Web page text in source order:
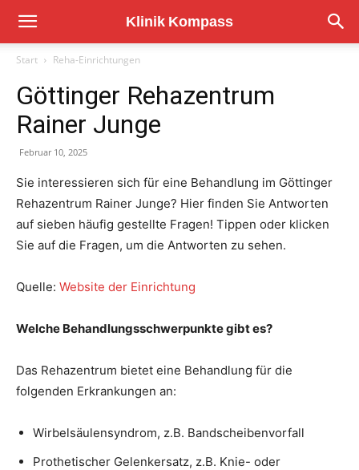
Start Reha-Einrichtungen
Göttinger Rehazentrum
Rainer Junge
Februar 10, 2025
Sie interessieren sich für eine Behandlung im Göttinger
Rehazentrum Rainer Junge? Hier finden Sie Antworten
auf sieben häufig gestellte Fragen! Tippen oder klicken
Sie auf die Fragen, um die Antworten zu sehen.
Quelle: Website der Einrichtung
Welche Behandlungsschwerpunkte gibt es?
Das Rehazentrum bietet eine Behandlung für die
folgenden Erkrankungen an:
Wirbelsäulensyndrom, z.B. Bandscheibenvorfall
Prothetischer Gelenkersatz, z.B. Knie- oder